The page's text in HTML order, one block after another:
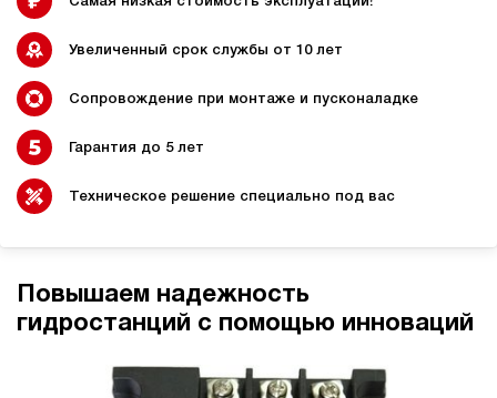
Гидростанции для
оборудования
Гидравлический цилиндр с
Гидростанции 220 Вольт для
Гидростанции для шахт
Гидростанции для смазки Гидростанции для толкателей
Увеличенный срок службы от 10 лет
Сопровождение при монтаже и пусконаладке
Гарантия до 5 лет
Техническое решение специально под вас
Повышаем надежность
гидростанций с помощью инноваций